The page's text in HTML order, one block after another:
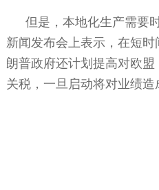
但是，本地化生产需要
新闻发布会上表示，在短
朗普政府还计划提高对欧盟
关税，一旦启动将对业绩造